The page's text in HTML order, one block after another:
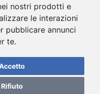
nostri prodotti e
le interazioni
pubblicare annunci
te.
Rifiuto